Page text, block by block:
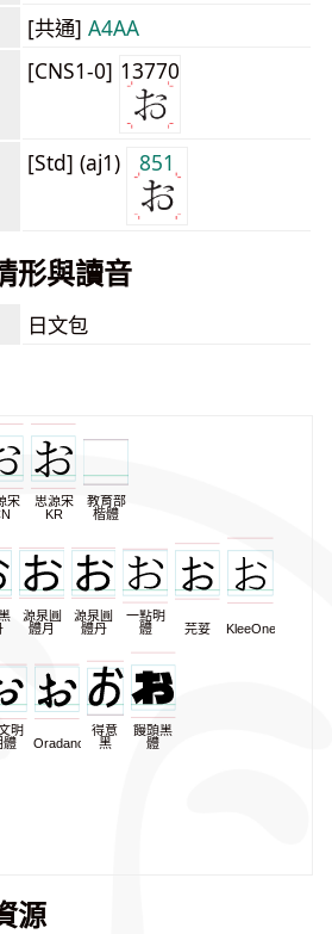
[共通] A4AA
[CNS1-0] 13770
[Std] (aj1) 851
形與讀音
日文包
宋
思源宋
KR
教育部
楷體
源泉圓
體月
源泉圓
體丹
一點明
體
芫荽 KleeOne
明
體
Oradano
得意
黑
饅頭黑
體
源